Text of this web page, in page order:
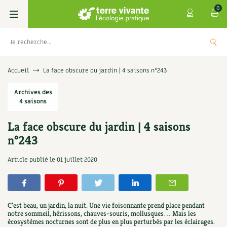
0
Livres
Permaculture, Jardin bio
Techniques de jardinage
Verger, arbres
Aménagement jardin
Les 4 saisons
Se réabonner
Offrir un abonnement
Les numéros
4 saisons
Graines, semences
Aromatiques
Florales
Cartes cadeau
Découvrir le Centre
Visiter en famille, entre amis
Jardin bio
Parole libre
Accueil La face obscure du jardin | 4 saisons n°243
Archives des
4 saisons
La face obscure du jardin | 4 saisons
n°243
Article publié le 01 juillet 2020
C’est beau, un jardin, la nuit. Une vie foisonnante prend place pendant
notre sommeil, hérissons, chauves-souris, mollusques… Mais les
écosystèmes nocturnes sont de plus en plus perturbés par les éclairages.
9,90